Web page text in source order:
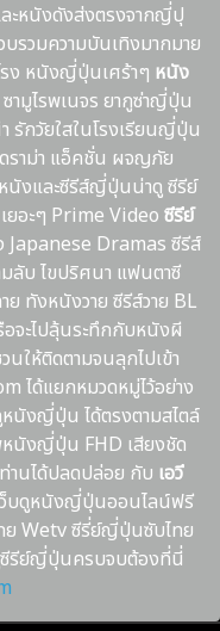
ะหนังดังส่งตรงจากญี่ปุ
รวมความบันเทิงมากมาย
ง หนังญี่ปุ่นเศร้าๆ หนัง
มูไรพเนจร ยากูซ่าญี่ปุ่น
กวัยใสในโรงเรียนญี่ปุ่น
าม่า แอ็คชั่น ผจญภัย
งและซีรีส์ญี่ปุ่นน่าดู ซีรีย์
อะๆ Prime Video ซีรีย์
Japanese Dramas ซีรีส์
บ ไขปริศนา แฟนตาซี
ทังหนังวาย ซีรีส์วาย BL
จะไปลุ้นระทึกกับหนังผี
ให้ติดตามจนลุกไปเข้า
ได้แยกหมวดหมู่ไว้อย่าง
นังญี่ปุ่น ได้ตรงตามสไตล์
หนังญี่ปุ่น FHD เสียงชัด
านได้ปลดปล่อย กับ เอวี
บดูหนังญี่ปุ่นออนไลน์ฟรี
Wetv ซีรี่ย์ญี่ปุ่นซับไทย
รีย์ญี่ปุ่นครบจบต้องที่นี่